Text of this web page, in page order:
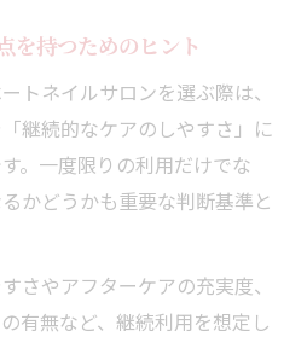
を持つためのヒント
トネイルサロンを選ぶ際は、
継続的なケアのしやすさ」に
。一度限りの利用だけでな
かどうかも重要な判断基準と
さやアフターケアの充実度、
有無など、継続利用を想定し